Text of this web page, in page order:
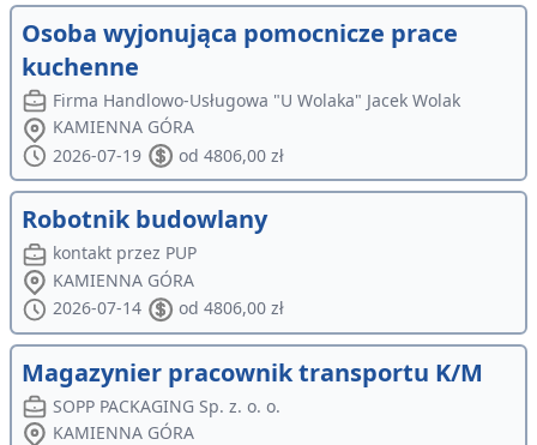
Osoba wyjonująca pomocnicze prace
kuchenne
Firma Handlowo-Usługowa "U Wolaka" Jacek Wolak
KAMIENNA GÓRA
2026-07-19
od 4806,00 zł
Robotnik budowlany
kontakt przez PUP
KAMIENNA GÓRA
2026-07-14
od 4806,00 zł
Magazynier pracownik transportu K/M
SOPP PACKAGING Sp. z. o. o.
KAMIENNA GÓRA